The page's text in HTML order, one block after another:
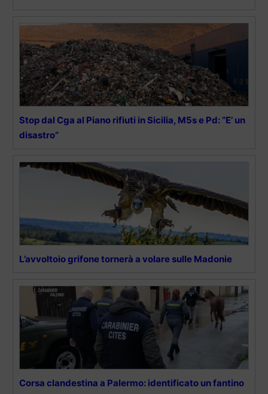
Stop dal Cga al Piano rifiuti in Sicilia, M5s e Pd: “E’ un
disastro”
L’avvoltoio grifone tornerà a volare sulle Madonie
Corsa clandestina a Palermo: identificato un fantino